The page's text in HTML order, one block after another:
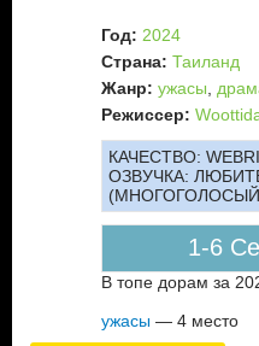
Год: 2024
Страна: Таиланд
Жанр: ужасы
Режиссер:
КАЧЕСТВО:
ОЗВУЧКА:
1-6
В топе дорам за
ужасы — 4 место